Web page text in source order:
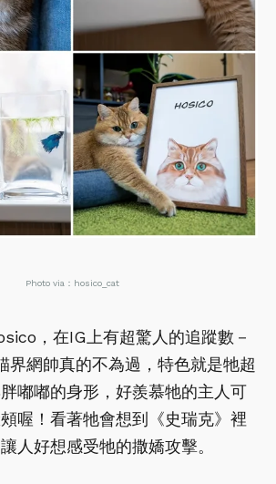
Photo via：hosico_cat
，在IG上有超驚人的追蹤數－
界網帥真的不為過，特色就是牠超
嘟嘟的身形，好羨慕牠的主人可
喔！看著牠會想到《史瑞克》裡
人好想感受牠的撒嬌攻擊。